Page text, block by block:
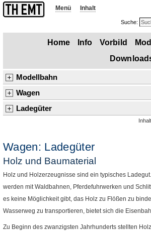
Menü Inhalt
Suche:
Home Info Vorbild
Modellbahn
Übersicht
Wagen
Übersicht
Klein– und
Ladegüter
Inhalt
Wagen: Ladegüter
Holz und Baumaterial
Holz und Holzerzeugnisse sind ein typisches
werden mit Waldbahnen, Pferdefuhrwerken und
es keine Möglichkeit gibt, das Holz zu Flößen zu
Wasserweg zu transportieren, bietet sich die
Zu Beginn des zwanzigsten Jahrhunderts stellten